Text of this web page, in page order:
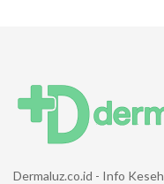
Dermaluz.co.id - Info